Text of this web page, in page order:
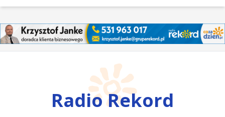
Radio Rekord